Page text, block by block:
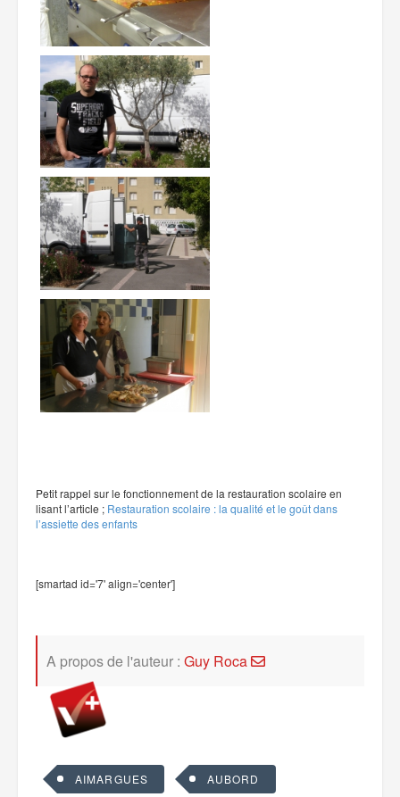
Petit rappel sur le fonctionnement de la restauration scolaire en
lisant l’article ; Restauration scolaire : la qualité et le goût dans
l’assiette des enfants
[smartad id='7' align='center']
A propos de l'auteur : Guy Roca
AIMARGUES AUBORD